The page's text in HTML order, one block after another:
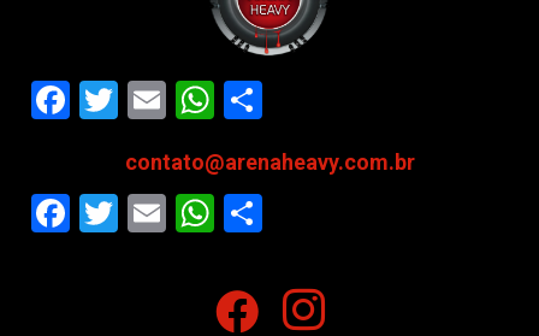
Facebook
Twitter
EmailWhatsApp
contato@arenaheavy.com.br
Facebook
Twitter
EmailWhatsApp